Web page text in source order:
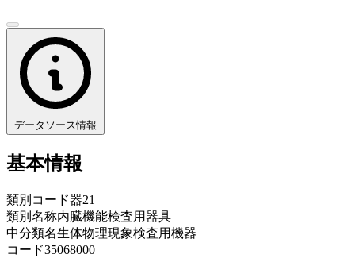
データソース情報
基本情報
類別コード器21
類別名称内臓機能検査用器具
中分類名生体物理現象検査用機器
コード35068000